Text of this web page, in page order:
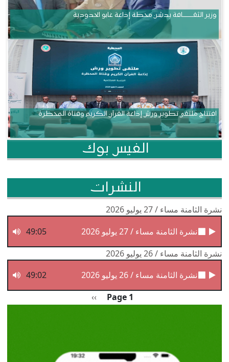
وزير الثقــــــــــافة يدشن محطة إذاعة غابو الحدودية
افتتاح ملتقى تطوير ورش إذاعة القرآن الكريم وقناة المحظرة
الفيس بوك
النشرات
نشرة الثامنة مساء / 27 يوليو 2026
نشرة الثامنة مساء / 27 يوليو 2026
49:05
نشرة الثامنة مساء / 26 يوليو 2026
نشرة الثامنة مساء / 26 يوليو 2026
49:02
Page 1 الصفحة التالية
››